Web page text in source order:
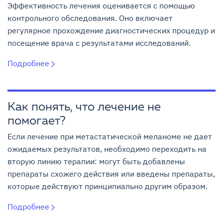
Эффективность лечения оценивается с помощью
контрольного обследования. Оно включает
регулярное прохождение диагностических процедур и
посещение врача с результатами исследований.
Подробнее
Как понять, что лечение не
помогает?
Если лечение при метастатической меланоме не дает
ожидаемых результатов, необходимо переходить на
вторую линию терапии: могут быть добавлены
препараты схожего действия или введены препараты,
которые действуют принципиально другим образом.
Подробнее